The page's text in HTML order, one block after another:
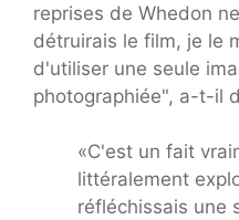
reprises de Whedon
détruirais le film, je le
d'utiliser une seule
photographiée", a-t-il
«C'est un fait
littéralement
réfléchissais une